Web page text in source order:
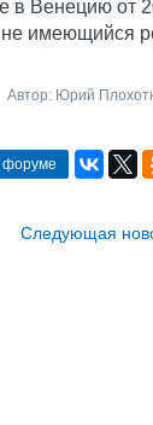
в Венецию от
имеющийся
Автор: Юрий
форуме
Cледующая